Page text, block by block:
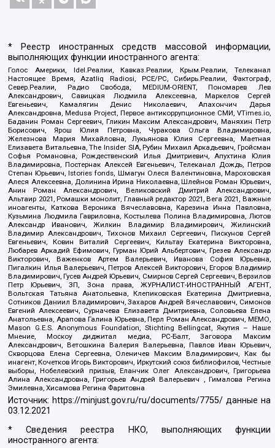
* Реестр иностранных средств массовой информации,
выполняющих функции иностранного агента:
Голос Америки, Idel.Реалии, Кавказ.Реалии, Крым.Реалии, Телеканал
Настоящее Время, Azatliq Radiosi, PCE/PC, Сибирь.Реалии, Фактограф,
Север.Реалии, Радио Свобода, MEDIUM-ORIENT, Пономарев Лев
Александрович, Савицкая Людмила Алексеевна, Маркелов Сергей
Евгеньевич, Камалягин Денис Николаевич, Апахончич Дарья
Александровна, Medusa Project, Первое антикоррупционное СМИ, VTimes.io,
Баданин Роман Сергеевич, Гликин Максим Александрович, Маняхин Петр
Борисович, Ярош Юлия Петровна, Чуракова Ольга Владимировна,
Железнова Мария Михайловна, Лукьянова Юлия Сергеевна, Маетная
Елизавета Витальевна, The Insider SIA, Рубин Михаил Аркадьевич, Гройсман
Софья Романовна, Рождественский Илья Дмитриевич, Апухтина Юлия
Владимировна, Постернак Алексей Евгеньевич, Телеканал Дождь, Петров
Степан Юрьевич, Istories fonds, Шмагун Олеся Валентиновна, Мароховская
Алеся Алексеевна, Долинина Ирина Николаевна, Шлейнов Роман Юрьевич,
Анин Роман Александрович, Великовский Дмитрий Александрович,
Альтаир 2021, Ромашки монолит, Главный редактор 2021, Вега 2021, Важные
иноагенты, Каткова Вероника Вячеславовна, Карезина Инна Павловна,
Кузьмина Людмила Гавриловна, Костылева Полина Владимировна, Лютов
Александр Иванович, Жилкин Владимир Владимирович, Жилинский
Владимир Александрович, Тихонов Михаил Сергеевич, Пискунов Сергей
Евгеньевич, Ковин Виталий Сергеевич, Кильтау Екатерина Викторовна,
Любарев Аркадий Ефимович, Гурман Юрий Альбертович, Грезев Александр
Викторович, Важенков Артем Валерьевич, Иванова София Юрьевна,
Пигалкин Илья Валерьевич, Петров Алексей Викторович, Егоров Владимир
Владимирович, Гусев Андрей Юрьевич, Смирнов Сергей Сергеевич, Верзилов
Петр Юрьевич, ЗП, Зона права, ЖУРНАЛИСТ-ИНОСТРАННЫЙ АГЕНТ,
Вольтская Татьяна Анатольевна, Клепиковская Екатерина Дмитриевна,
Сотников Даниил Владимирович, Захаров Андрей Вячеславович, Симонов
Евгений Алексеевич, Сурначева Елизавета Дмитриевна, Соловьева Елена
Анатольевна, Арапова Галина Юрьевна, Перл Роман Александрович, МЕМО,
Mason G.E.S. Anonymous Foundation, Stichting Bellingcat, Якутия – Наше
Мнение, Москоу диджитал медиа, РС-Балт, Заговора Максим
Александрович, Ветошкина Валерия Валерьевна, Павлов Иван Юрьевич,
Скворцова Елена Сергеевна, Оленичев Максим Владимирович, Как бы
инагент, Кочетков Игорь Викторович, Иркутский союз библиофилов, Честные
выборы, Нобелевский призыв, Еланчик Олег Александрович, Григорьева
Алина Александровна, Григорьев Андрей Валерьевич , Гималова Регина
Эмилевна, Хисамова Регина Фаритовна
Источник: https://minjust.gov.ru/ru/documents/7755/ данные на
03.12.2021
* Сведения реестра НКО, выполняющих функции
иностранного агента: